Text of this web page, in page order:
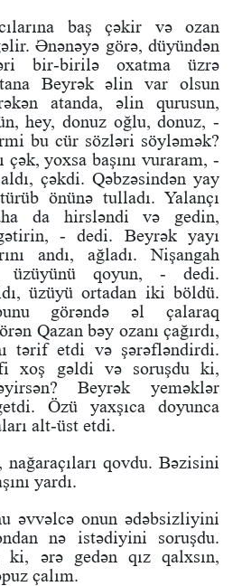
baş çəkir və ozan
Ənənəyə görə, düyündən
bir-birilə oxatma üzrə
Beyrək əlin var olsun
atanda, əlin qurusun,
hey, donuz oğlu, donuz, -
bu cür sözləri söyləmək?
çək, yoxsa başını vuraram, -
çəkdi. Qəbzəsindən yay
önünə tulladı. Yalançı
da hirsləndi və gedin,
- dedi. Beyrək yayı
andı, ağladı. Nişangah
üzüyünü qoyun, - dedi.
üzüyü ortadan iki böldü.
görəndə əl çalaraq
Qazan bəy ozanı çağırdı,
tərif etdi və şərəfləndirdi.
xoş gəldi və soruşdu ki,
Beyrək yeməklər
Özü yaxşıca doyunca
alt-üst etdi.
nağaraçıları qovdu. Bəzisini
yardı.
əvvəlcə onun ədəbsizliyini
nə istədiyini soruşdu.
ərə gedən qız qalxsın,
çalım.